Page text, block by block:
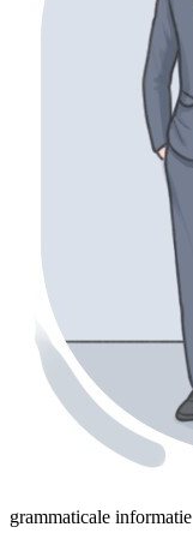
grammaticale informatie